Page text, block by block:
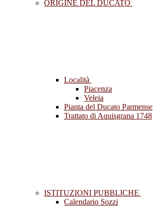
ORIGINE DEL DUCATO
Località
Piacenza
Veleia
Pianta del Ducato Parmense
Trattato di Aquisgrana 1748
ISTITUZIONI PUBBLICHE
Calendario Sozzi